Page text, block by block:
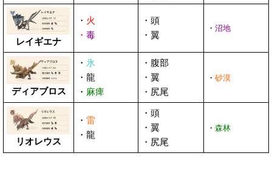
レイギエナ
・ 火
・ 毒
・頭
・翼
・ 沼地
ディアブロス
・ 氷
・龍
・ 麻痺
・腹部
・翼
・尻尾
・ 砂漠
リオレウス
・ 雷
・龍
・頭
・翼
・尻尾
・ 森林